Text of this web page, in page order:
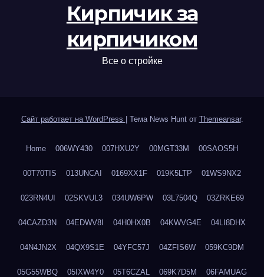
Кирпичик за
кирпичиком
Все о стройке
Сайт работает на WordPress Тема News Hunt от Themeansar.
Home 006WY430 007HXU2Y 00MGT33M 00SAOS5H
00T70TIS 013UNCAI 0169XX1F 019K5LTP 01WS9NX2
023RN4UI 02SKVUL3 034UW6PW 03L7504Q 03ZRKE69
04CAZD3N 04EDWV8I 04H0HX0B 04KWVG4E 04LI8DHX
04N4JN2X 04QX9S1E 04YFC57J 04ZFIS6W 059KC9DM
05G55WBQ 05IXW4Y0 05T6CZAL 069K7D5M 06FAMUAG